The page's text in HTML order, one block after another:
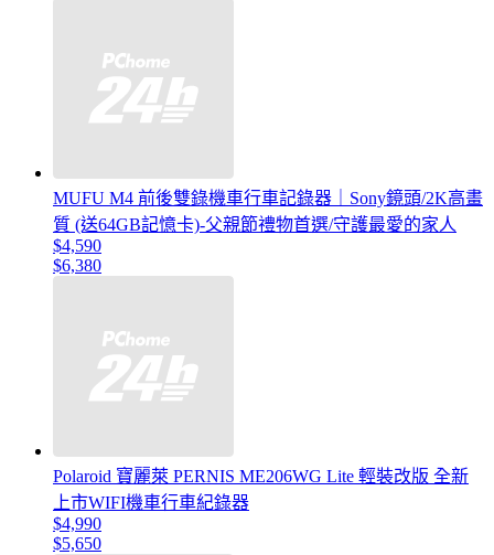
MUFU M4 前後雙錄機車行車記錄器｜Sony鏡頭/2K高畫
質 (送64GB記憶卡)-父親節禮物首選/守護最愛的家人
$4,590
$6,380
Polaroid 寶麗萊 PERNIS ME206WG Lite 輕裝改版 全新
上市WIFI機車行車紀錄器
$4,990
$5,650